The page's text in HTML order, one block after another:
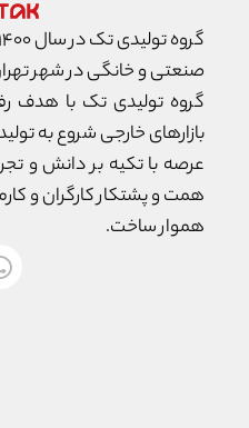
صنعتی و خانگی در شهر
گروه تولیدی تک با هدف
بازارهای خارجی شروع به
عرصه با تکیه بر دانش و
همت و پشتکار کارگران و
هموار ساخت.